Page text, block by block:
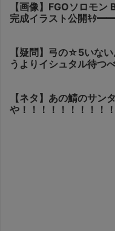
【画像】FGOソロモ
完成イラスト公開
【疑問】弓の☆5いな
うよりイシュタル待つ
【ネタ】あの鯖のサン
や！！！！！！！！！